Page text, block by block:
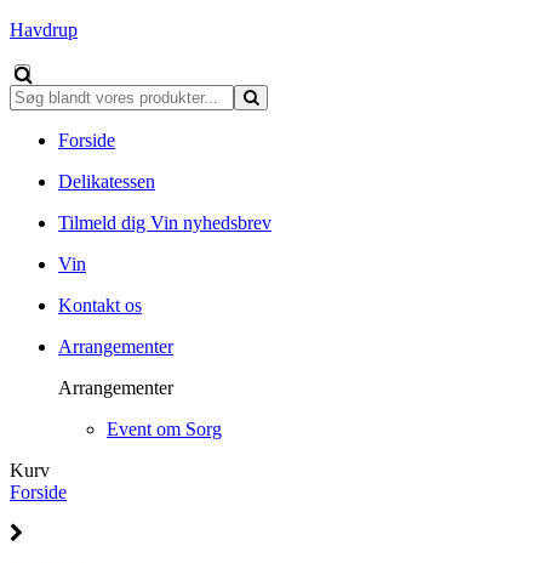
Havdrup
Forside
Delikatessen
Tilmeld dig Vin nyhedsbrev
Vin
Kontakt os
Arrangementer
Arrangementer
Event om Sorg
Kurv
Forside